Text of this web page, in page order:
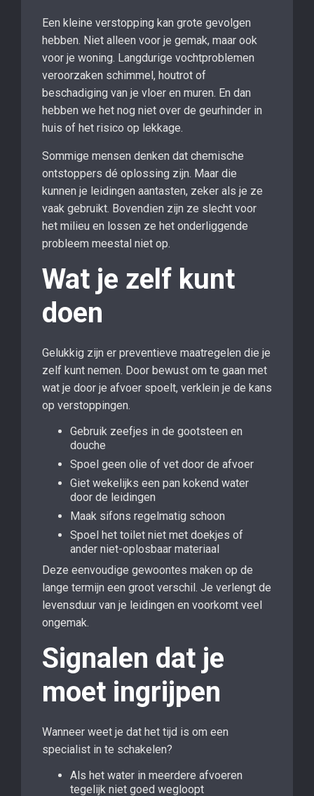
Een kleine verstopping kan grote gevolgen
hebben. Niet alleen voor je gemak, maar ook
voor je woning. Langdurige vochtproblemen
veroorzaken schimmel, houtrot of
beschadiging van je vloer en muren. En dan
hebben we het nog niet over de geurhinder in
huis of het risico op lekkage.
Sommige mensen denken dat chemische
ontstoppers dé oplossing zijn. Maar die
kunnen je leidingen aantasten, zeker als je ze
vaak gebruikt. Bovendien zijn ze slecht voor
het milieu en lossen ze het onderliggende
probleem meestal niet op.
Wat je zelf kunt
doen
Gelukkig zijn er preventieve maatregelen die je
zelf kunt nemen. Door bewust om te gaan met
wat je door je afvoer spoelt, verklein je de kans
op verstoppingen.
Gebruik zeefjes in de gootsteen en
douche
Spoel geen olie of vet door de afvoer
Giet wekelijks een pan kokend water
door de leidingen
Maak sifons regelmatig schoon
Spoel het toilet niet met doekjes of
ander niet-oplosbaar materiaal
Deze eenvoudige gewoontes maken op de
lange termijn een groot verschil. Je verlengt de
levensduur van je leidingen en voorkomt veel
ongemak.
Signalen dat je
moet ingrijpen
Wanneer weet je dat het tijd is om een
specialist in te schakelen?
Als het water in meerdere afvoeren
tegelijk niet goed wegloopt